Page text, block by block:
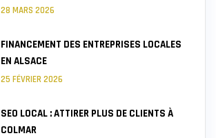
28 MARS 2026
FINANCEMENT DES ENTREPRISES LOCALES
EN ALSACE
25 FÉVRIER 2026
SEO LOCAL : ATTIRER PLUS DE CLIENTS À
COLMAR